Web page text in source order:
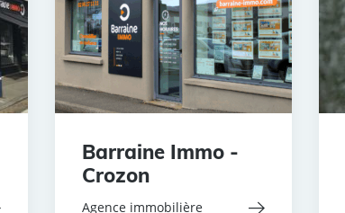
Barraine Immo -
Crozon
Agence immobilière